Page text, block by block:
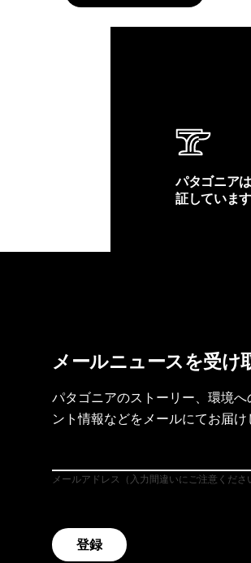
パタゴニア
証しています
メールニュースを受け
パタゴニアのストーリー、環境
ント情報などをメールにてお届け
メールアドレス（入力間違いにご注意くださ
登録